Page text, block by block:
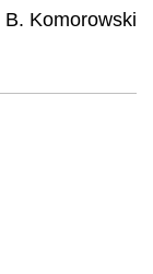
B. Komorowski